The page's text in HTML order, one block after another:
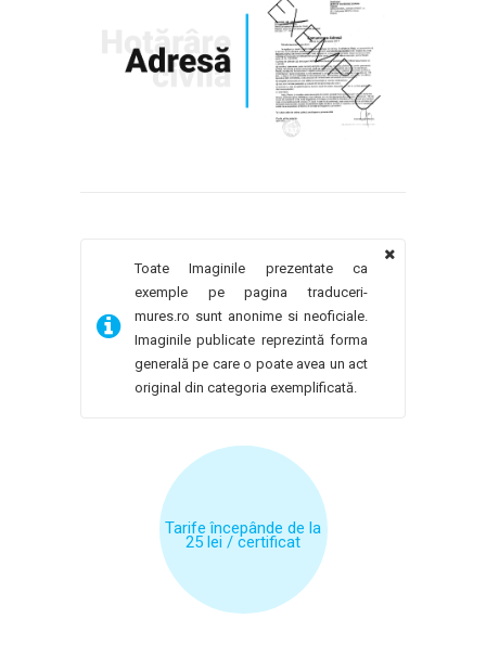
Toate Imaginile prezentate ca
exemple pe pagina traduceri-
mures.ro sunt anonime si neoficiale.
Imaginile publicate reprezintă forma
generală pe care o poate avea un act
original din categoria exemplificată.
Tarife începânde de la
25 lei / certificat